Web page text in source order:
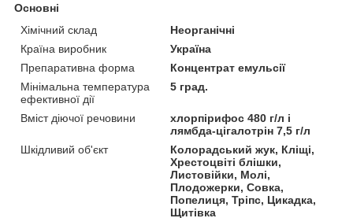
Основні
Хімічний склад
Неорганічні
Країна виробник
Україна
Препаративна форма
Концентрат емульсії
Мінімальна температура
ефективної дії
5 град.
Вміст діючої речовини
хлорпірифос 480 г/л і
лямбда-цігалотрін 7,5 г/л
Шкідливий об'єкт
Колорадський жук, Кліщі,
Хрестоцвіті блішки,
Листовійки, Молі,
Плодожерки, Совка,
Попелиця, Тріпс, Цикадка,
Щитівка